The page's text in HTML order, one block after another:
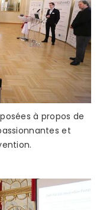
à propos de
et